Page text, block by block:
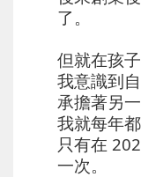
了。
但就在孩
我意識到
承擔著另
我就每年
只有在
一次。